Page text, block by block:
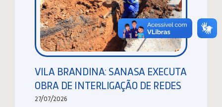
VILA BRANDINA: SANASA EXECUTA
OBRA DE INTERLIGAÇÃO DE REDES
27/07/2026